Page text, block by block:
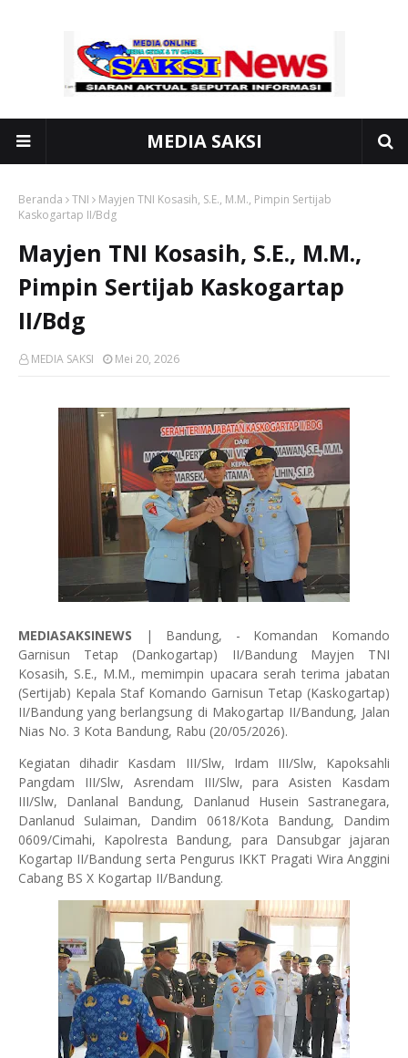
MEDIA SAKSI
Beranda TNI
Mayjen TNI Kosasih, S.E., M.M., Pimpin Sertijab
Kaskogartap II/Bdg
Mayjen TNI Kosasih, S.E., M.M.,
Pimpin Sertijab Kaskogartap
II/Bdg
MEDIA SAKSI Mei 20, 2026
MEDIASAKSINEWS | Bandung, - Komandan Komando
Garnisun Tetap (Dankogartap) II/Bandung Mayjen TNI
Kosasih, S.E., M.M., memimpin upacara serah terima jabatan
(Sertijab) Kepala Staf Komando Garnisun Tetap (Kaskogartap)
II/Bandung yang berlangsung di Makogartap II/Bandung, Jalan
Nias No. 3 Kota Bandung, Rabu (20/05/2026).
Kegiatan dihadir Kasdam III/Slw, Irdam III/Slw, Kapoksahli
Pangdam III/Slw, Asrendam III/Slw, para Asisten Kasdam
III/Slw, Danlanal Bandung, Danlanud Husein Sastranegara,
Danlanud Sulaiman, Dandim 0618/Kota Bandung, Dandim
0609/Cimahi, Kapolresta Bandung, para Dansubgar jajaran
Kogartap II/Bandung serta Pengurus IKKT Pragati Wira Anggini
Cabang BS X Kogartap II/Bandung.